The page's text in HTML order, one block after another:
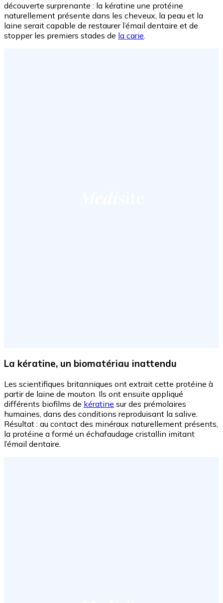
découverte surprenante : la kératine une protéine
naturellement présente dans les cheveux, la peau et la
laine serait capable de restaurer l’émail dentaire et de
stopper les premiers stades de la carie.
La kératine, un biomatériau inattendu
Les scientifiques britanniques ont extrait cette protéine à
partir de laine de mouton. Ils ont ensuite appliqué
différents biofilms de kératine sur des prémolaires
humaines, dans des conditions reproduisant la salive.
Résultat : au contact des minéraux naturellement présents,
la protéine a formé un échafaudage cristallin imitant
l’émail dentaire.